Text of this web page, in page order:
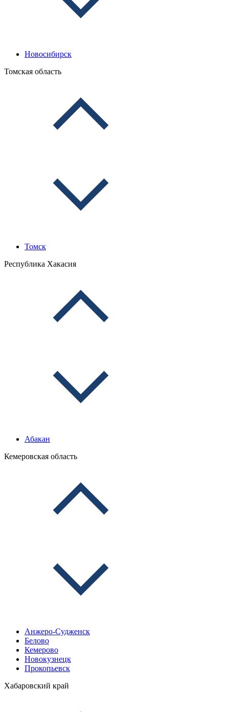
Новосибирск
Томская область
Томск
Республика Хакасия
Абакан
Кемеровская область
Анжеро-Судженск
Белово
Кемерово
Новокузнецк
Прокопьевск
Хабаровский край